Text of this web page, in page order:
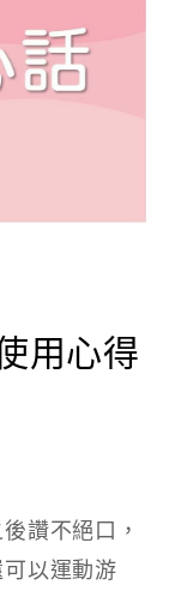
用心得
讚不絕口，
以運動游